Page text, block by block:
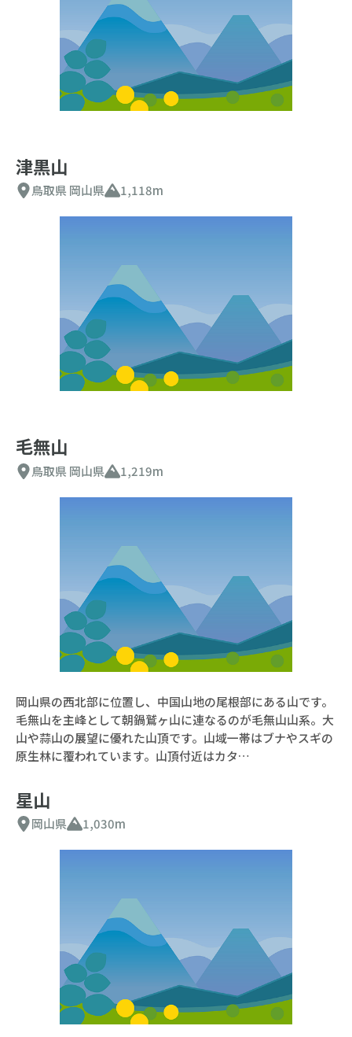
津黒山
鳥取県 岡山県 1,118m
毛無山
鳥取県 岡山県 1,219m
岡山県の西北部に位置し、中国山地の尾根部にある山です。
毛無山を主峰として朝鍋鷲ヶ山に連なるのが毛無山山系。大
山や蒜山の展望に優れた山頂です。山域一帯はブナやスギの
原生林に覆われています。山頂付近はカタ…
星山
岡山県 1,030m